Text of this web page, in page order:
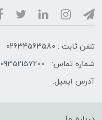
تلفن ثابت : 02634563580
شماره تماس:
09352157200
آدرس ایمیل: